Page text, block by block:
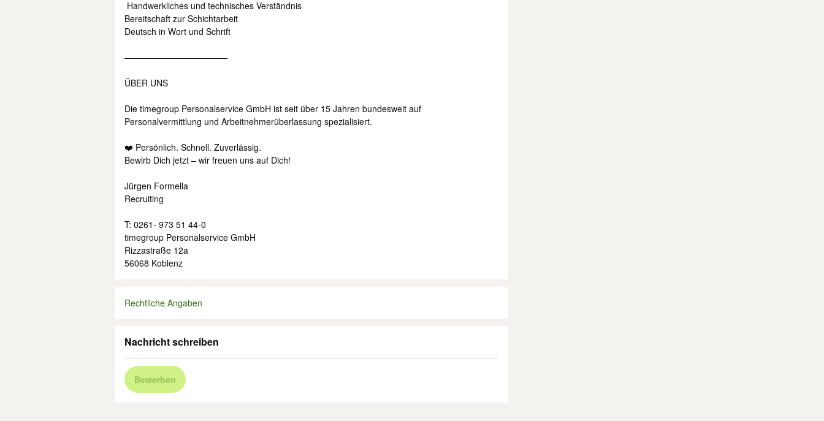
️ Handwerkliches und technisches Verständnis
Bereitschaft zur Schichtarbeit
Deutsch in Wort und Schrift
————————————
ÜBER UNS
Die timegroup Personalservice GmbH ist seit über 15 Jahren bundesweit auf
Personalvermittlung und Arbeitnehmerüberlassung spezialisiert.
❤️ Persönlich. Schnell. Zuverlässig.
Bewirb Dich jetzt – wir freuen uns auf Dich!
Jürgen Formella
Recruiting
T: 0261- 973 51 44-0
timegroup Personalservice GmbH
Rizzastraße 12a
56068 Koblenz
Rechtliche Angaben
Nachricht schreiben
Bewerben